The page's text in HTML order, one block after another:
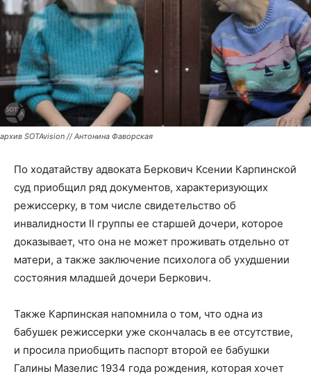
архив SOTAvision // Антонина Фаворская
По ходатайству адвоката Беркович Ксении Карпинской
суд приобщил ряд документов, характеризующих
режиссерку, в том числе свидетельство об
инвалидности II группы ее старшей дочери, которое
доказывает, что она не может проживать отдельно от
матери, а также заключение психолога об ухудшении
состояния младшей дочери Беркович.
Также Карпинская напомнила о том, что одна из
бабушек режиссерки уже скончалась в ее отсутствие,
и просила приобщить паспорт второй ее бабушки
Галины Мазелис 1934 года рождения, которая хочет